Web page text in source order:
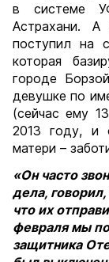
в системе
Астрахани.
поступил на
которая
городе
девушке по
(сейчас ему
2013 году, и
матери –
«Он часто
дела,
что их
февраля мы
защитника